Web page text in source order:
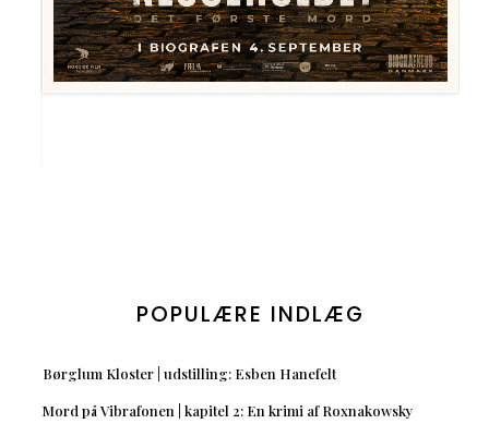
POPULÆRE INDLÆG
Børglum Kloster | udstilling: Esben Hanefelt
Mord på Vibrafonen | kapitel 2: En krimi af Roxnakowsky